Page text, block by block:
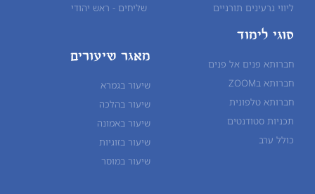
ליווי גרעינים תורניים
שליחים - ראש יהודי
סוגי לימוד
חברותא פנים אל פנים
חברותא בZOOM
חברותא טלפונית
תכניות סטודנטים
כולל ערב
מאגר שיעורים
שיעור בגמרא
שיעור בהלכה
שיעור באמונה
שיעור בזוגיות
שיעור במוסר